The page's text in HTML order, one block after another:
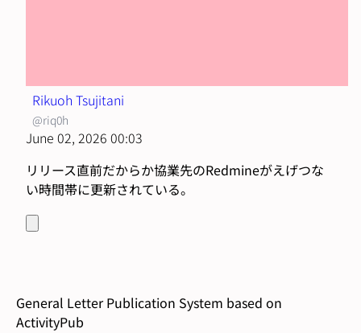
Rikuoh Tsujitani
@riq0h
June 02, 2026 00:03
リリース直前だからか協業先のRedmineがえげつな
い時間帯に更新されている。
General Letter Publication System based on
ActivityPub